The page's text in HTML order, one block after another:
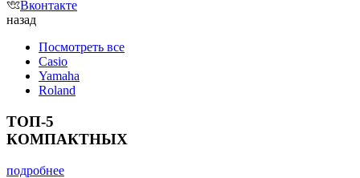
Вконтакте
назад
Посмотреть все
Casio
Yamaha
Roland
ТОП-5
КОМПАКТНЫХ
подробнее